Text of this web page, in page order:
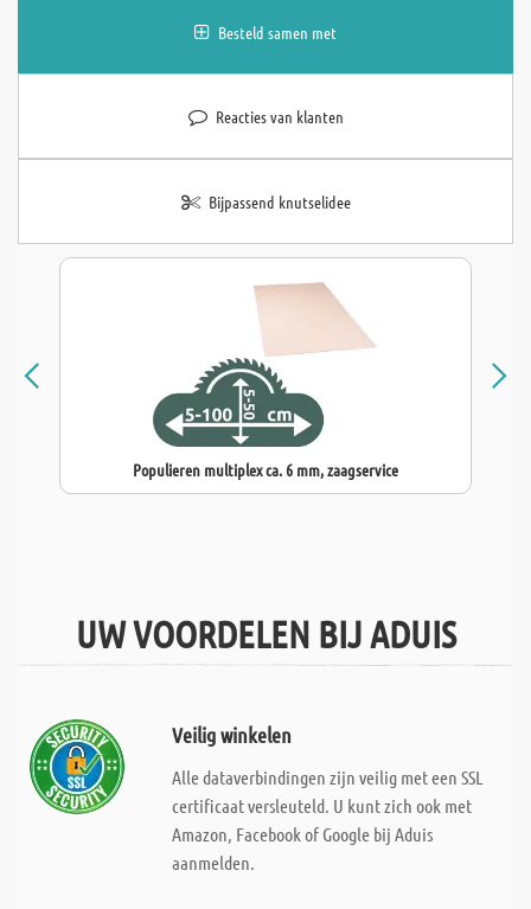
Besteld samen met
Reacties van klanten
Bijpassend knutselidee
Populieren multiplex ca. 6 mm, zaagservice
UW VOORDELEN BIJ ADUIS
Veilig winkelen
Alle dataverbindingen zijn veilig met een SSL
certificaat versleuteld. U kunt zich ook met
Amazon, Facebook of Google bij Aduis
aanmelden.